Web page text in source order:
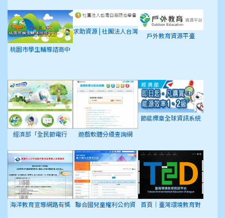
(ICERD)專區
桃園市學生輔導諮商中
求助資源 | 社團法人台灣
戶外教育資源平臺
經濟部「全民節電行
遊戲軟體分級查詢網
節能標章全球資訊系統
海洋教育宣導網路有獎 聯合國兒童權利公約資
首頁｜臺灣環境教育對